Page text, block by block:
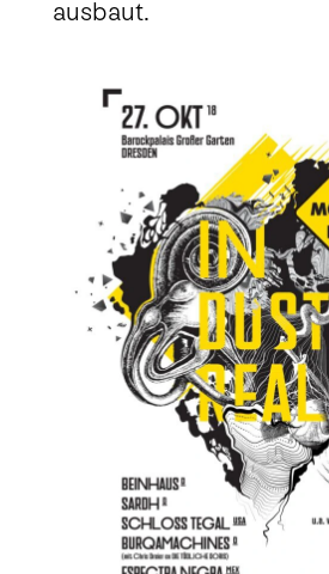
ausbaut.